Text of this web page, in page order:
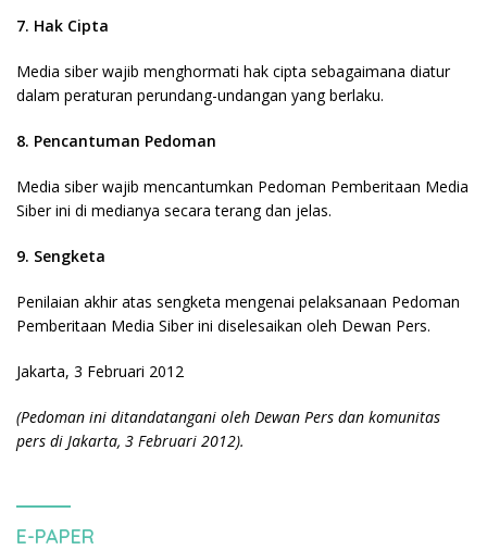
7. Hak Cipta
Media siber wajib menghormati hak cipta sebagaimana diatur
dalam peraturan perundang-undangan yang berlaku.
8. Pencantuman Pedoman
Media siber wajib mencantumkan Pedoman Pemberitaan Media
Siber ini di medianya secara terang dan jelas.
9. Sengketa
Penilaian akhir atas sengketa mengenai pelaksanaan Pedoman
Pemberitaan Media Siber ini diselesaikan oleh Dewan Pers.
Jakarta, 3 Februari 2012
(Pedoman ini ditandatangani oleh Dewan Pers dan komunitas
pers di Jakarta, 3 Februari 2012).
E-PAPER